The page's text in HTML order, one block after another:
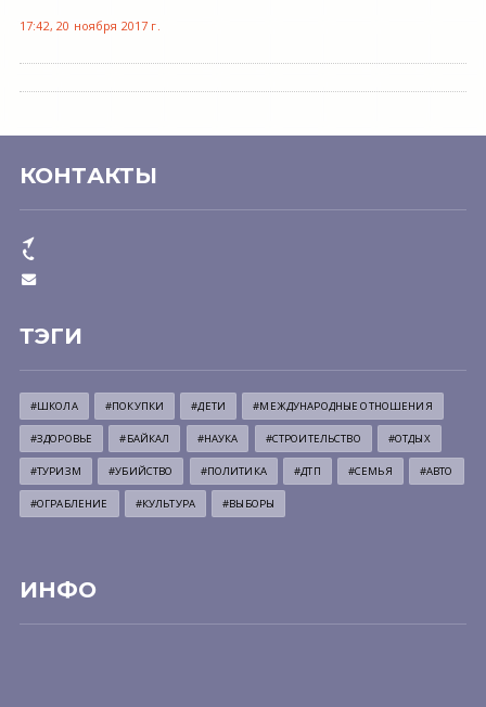
17:42, 20 ноября 2017 г.
КОНТАКТЫ
ТЭГИ
#ШКОЛА #ПОКУПКИ #ДЕТИ #МЕЖДУНАРОДНЫЕ ОТНОШЕНИЯ
#ЗДОРОВЬЕ #БАЙКАЛ #НАУКА #СТРОИТЕЛЬСТВО #ОТДЫХ
#ТУРИЗМ #УБИЙСТВО #ПОЛИТИКА #ДТП #СЕМЬЯ #АВТО
#ОГРАБЛЕНИЕ #КУЛЬТУРА #ВЫБОРЫ
ИНФО